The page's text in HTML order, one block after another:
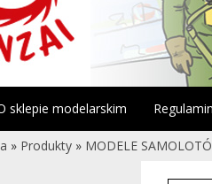
sklepie modelarskim
» Produkty » MODELE